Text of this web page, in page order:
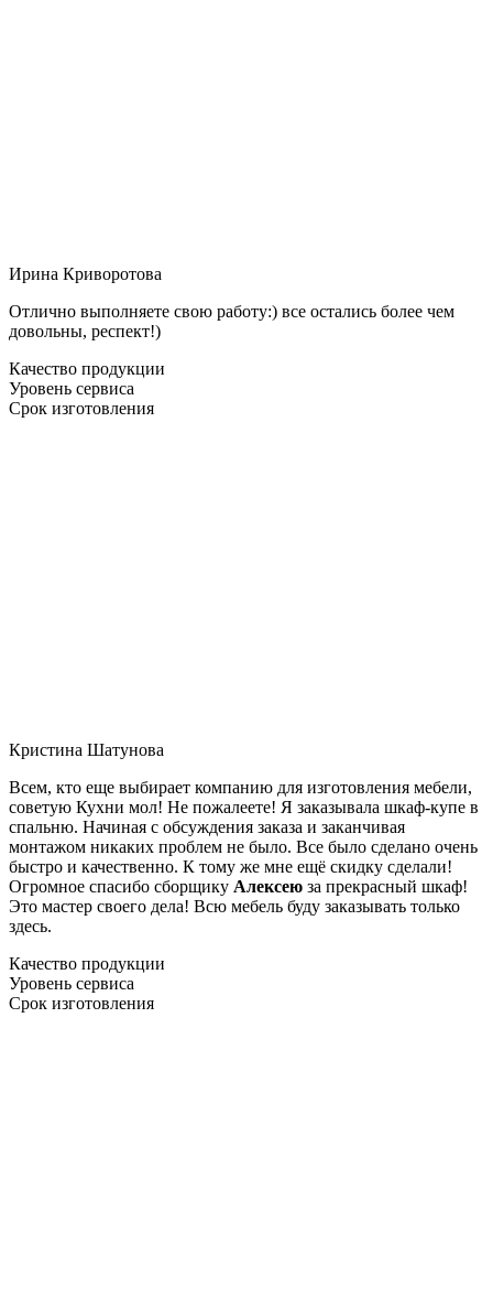
Ирина Криворотова
Отлично выполняете свою работу:) все остались более чем
довольны, респект!)
Качество продукции
Уровень сервиса
Срок изготовления
Кристина Шатунова
Всем, кто еще выбирает компанию для изготовления мебели,
советую Кухни мол! Не пожалеете! Я заказывала шкаф-купе в
спальню. Начиная с обсуждения заказа и заканчивая
монтажом никаких проблем не было. Все было сделано очень
быстро и качественно. К тому же мне ещё скидку сделали!
Огромное спасибо сборщику Алексею за прекрасный шкаф!
Это мастер своего дела! Всю мебель буду заказывать только
здесь.
Качество продукции
Уровень сервиса
Срок изготовления